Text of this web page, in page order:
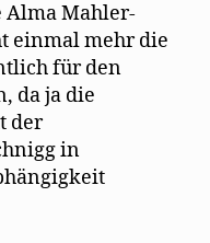
Alma Mahler-
einmal mehr die
für den
da ja die
der
in